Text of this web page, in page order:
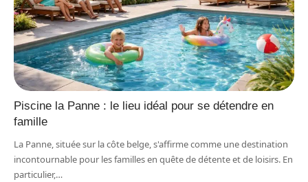
Piscine la Panne : le lieu idéal pour se détendre en
famille
La Panne, située sur la côte belge, s'affirme comme une destination
incontournable pour les familles en quête de détente et de loisirs. En
particulier,…